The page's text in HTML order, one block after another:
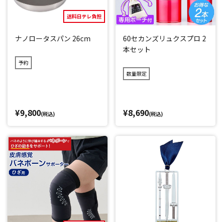
送料日テレ負担
ナノロータスパン 26cm
予約
¥9,800(税込)
60セカンズリュクスプロ 2
本セット
数量限定
¥8,690(税込)